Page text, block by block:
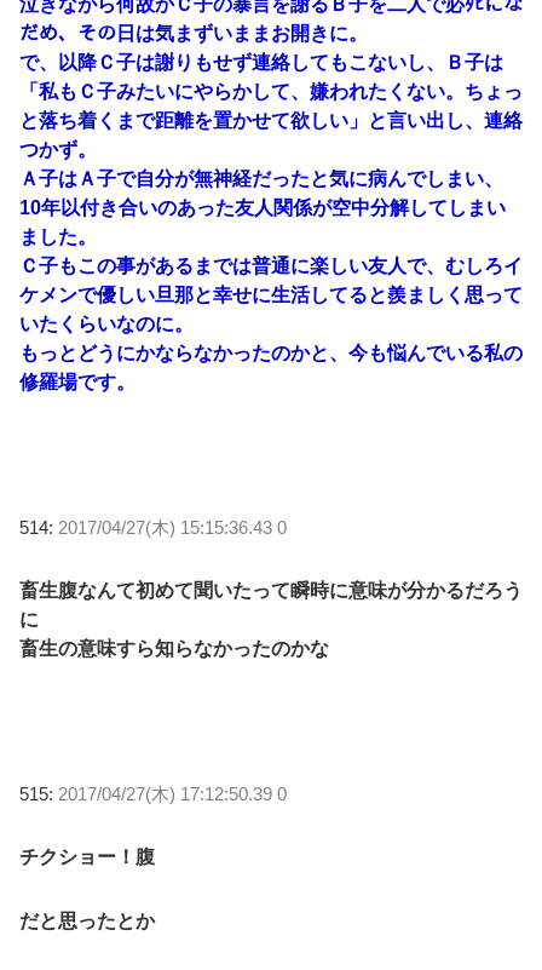
泣きながら何故かＣ子の暴言を謝るＢ子を二人で必ﾀﾋにな
だめ、その日は気まずいままお開きに。
で、以降Ｃ子は謝りもせず連絡してもこないし、Ｂ子は
「私もＣ子みたいにやらかして、嫌われたくない。ちょっ
と落ち着くまで距離を置かせて欲しい」と言い出し、連絡
つかず。
Ａ子はＡ子で自分が無神経だったと気に病んでしまい、
10年以付き合いのあった友人関係が空中分解してしまい
ました。
Ｃ子もこの事があるまでは普通に楽しい友人で、むしろイ
ケメンで優しい旦那と幸せに生活してると羨ましく思って
いたくらいなのに。
もっとどうにかならなかったのかと、今も悩んでいる私の
修羅場です。
514: 2017/04/27(木) 15:15:36.43 0
畜生腹なんて初めて聞いたって瞬時に意味が分かるだろう
に
畜生の意味すら知らなかったのかな
515: 2017/04/27(木) 17:12:50.39 0
チクショー！腹
だと思ったとか